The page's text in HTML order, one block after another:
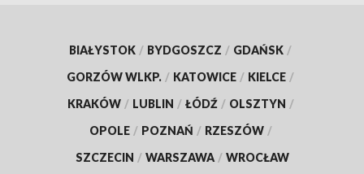
BIAŁYSTOK / BYDGOSZCZ / GDAŃSK /
GORZÓW WLKP. / KATOWICE / KIELCE /
KRAKÓW / LUBLIN / ŁÓDŹ / OLSZTYN /
OPOLE / POZNAŃ / RZESZÓW /
SZCZECIN / WARSZAWA / WROCŁAW